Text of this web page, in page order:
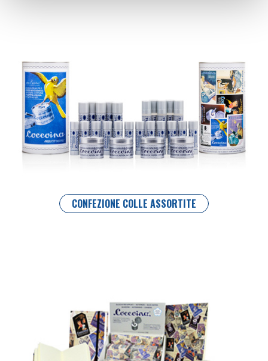
CONFEZIONE COLLE ASSORTITE